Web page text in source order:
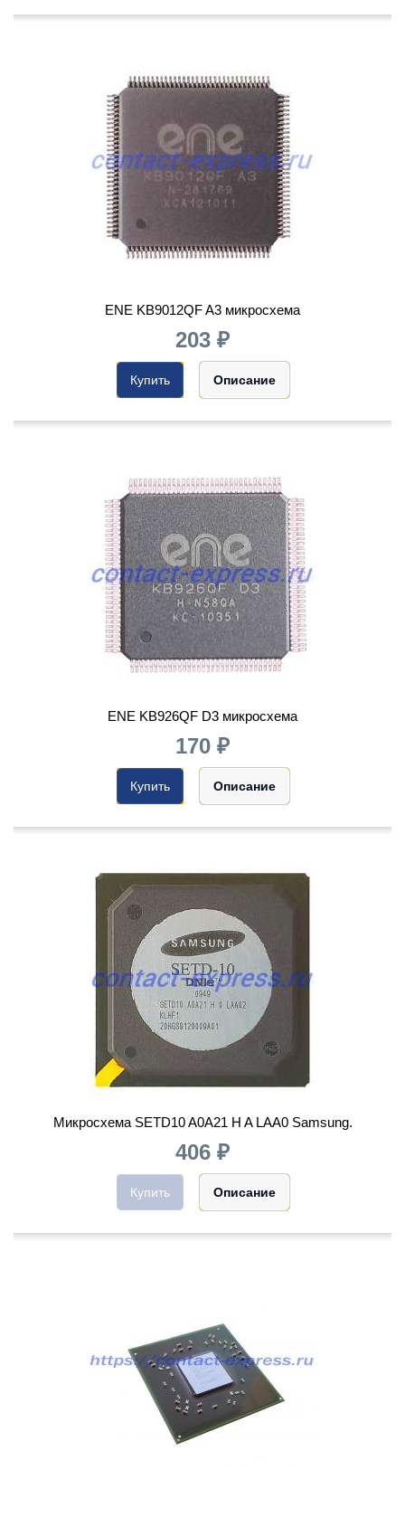
ENE KB9012QF A3 микросхема
203 ₽
Купить Описание
ENE KB926QF D3 микросхема
170 ₽
Купить Описание
Микросхема SETD10 A0A21 H A LAA0 Samsung.
406 ₽
Купить Описание